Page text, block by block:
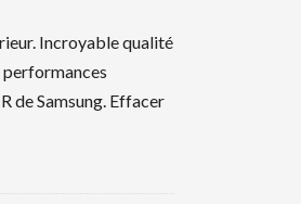
Incroyable qualité
de Samsung. Effacer